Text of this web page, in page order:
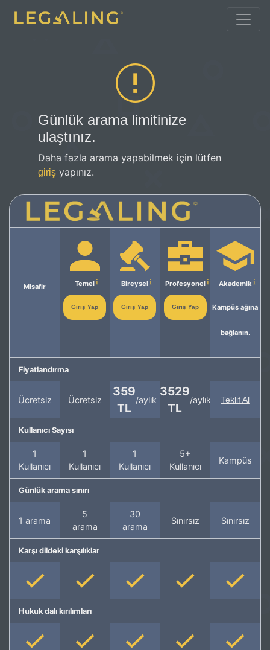
Günlük arama limitinize
ulaştınız.
Daha fazla arama yapabilmek için lütfen
giriş yapınız.
Misafir Temel
Giriş Yap
Bireysel
Giriş Yap
Profesyonel
Giriş Yap
Akademik
Kampüs ağına
bağlanın.
Fiyatlandırma
Ücretsiz Ücretsiz
359
TL
/aylık
3529
TL
/aylık Teklif Al
Kullanıcı Sayısı
1
Kullanıcı
1
Kullanıcı
1
Kullanıcı
5+
Kullanıcı
Kampüs
Günlük arama sınırı
1 arama
5
arama
30
arama
Sınırsız Sınırsız
Karşı dildeki karşılıklar
Hukuk dalı kırılımları